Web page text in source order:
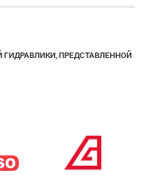
ПРЕДСТАВЛЕННОЙ